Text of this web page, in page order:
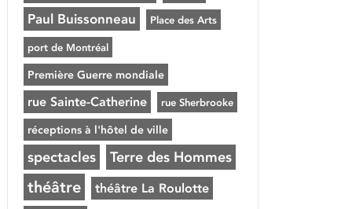
Paul Buissonneau Place des Arts
port de Montréal
Première Guerre mondiale
rue Sainte-Catherine rue Sherbrooke
réceptions à l'hôtel de ville
spectacles Terre des Hommes
théâtre théâtre La Roulotte